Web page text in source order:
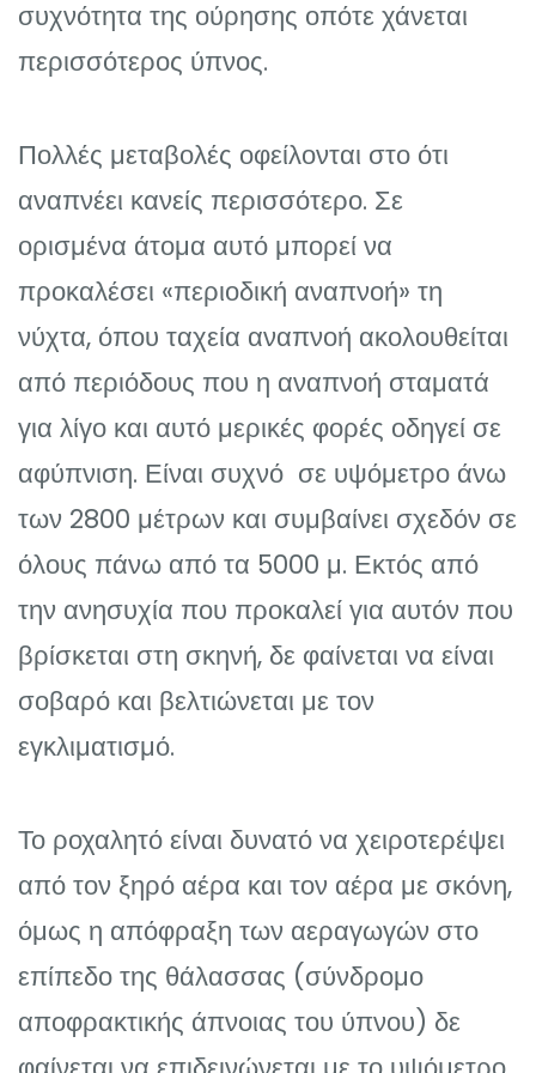
συχνότητα της ούρησης οπότε χάνεται
περισσότερος ύπνος.
Πολλές μεταβολές οφείλονται στο ότι
αναπνέει κανείς περισσότερο. Σε
ορισμένα άτομα αυτό μπορεί να
προκαλέσει «περιοδική αναπνοή» τη
νύχτα, όπου ταχεία αναπνοή ακολουθείται
από περιόδους που η αναπνοή σταματά
για λίγο και αυτό μερικές φορές οδηγεί σε
αφύπνιση. Είναι συχνό σε υψόμετρο άνω
των 2800 μέτρων και συμβαίνει σχεδόν σε
όλους πάνω από τα 5000 μ. Εκτός από
την ανησυχία που προκαλεί για αυτόν που
βρίσκεται στη σκηνή, δε φαίνεται να είναι
σοβαρό και βελτιώνεται με τον
εγκλιματισμό.
Το ροχαλητό είναι δυνατό να χειροτερέψει
από τον ξηρό αέρα και τον αέρα με σκόνη,
όμως η απόφραξη των αεραγωγών στο
επίπεδο της θάλασσας (σύνδρομο
αποφρακτικής άπνοιας του ύπνου) δε